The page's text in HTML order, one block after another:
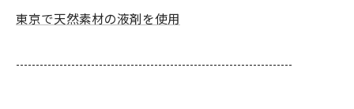
東京で天然素材の液剤を使用
----------------------------------------------------------------------